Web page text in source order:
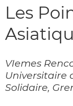
Les
VIemes
Universitaire
Solidaire,